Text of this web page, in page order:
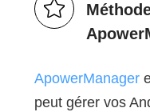
ApowerManager
peut gérer vos